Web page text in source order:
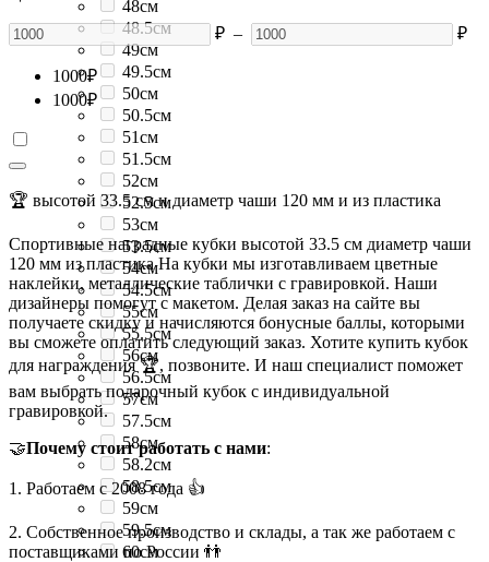
48см
48.5см
49см
49.5см
50см
50.5см
51см
51.5см
52см
52.5см
53см
53.5см
54см
54.5см
55см
55.5см
56см
56.5см
57см
57.5см
58см
58.2см
58.5см
59см
59.5см
60см
₽ – ₽
1000₽
1000₽
🏆 высотой 33.5 см и диаметр чаши 120 мм и из пластика
Спортивные наградные кубки высотой 33.5 см диаметр чаши
120 мм из пластика На кубки мы изготавливаем цветные
наклейки, металлические таблички с гравировкой. Наши
дизайнеры помогут с макетом. Делая заказ на сайте вы
получаете скидку и начисляются бонусные баллы, которыми
вы сможете оплатить следующий заказ. Хотите купить кубок
для награждения 🏆, позвоните. И наш специалист поможет
вам выбрать подарочный кубок с индивидуальной
гравировкой.
🤝Почему стоит работать с нами:
1. Работаем с 2008 года 👍
2. Собственное производство и склады, а так же работаем с
поставщиками по России 👬